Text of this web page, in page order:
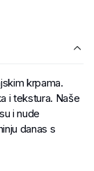
krpama.
i tekstura. Naše
i nude
danas s